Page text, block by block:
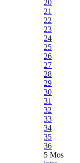
20
21
22
23
24
25
26
27
28
29
30
31
32
33
34
35
36
5 Mos